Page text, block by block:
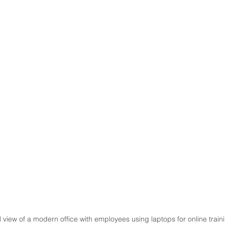
view of a modern office with employees using laptops for online